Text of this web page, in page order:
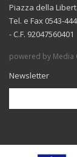
Piazza della
Tel. e Fax 0543-
- C.F. 92047560401
powered by Media
Newsletter